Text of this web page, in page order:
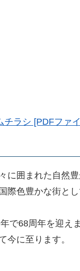
ラシ [PDFファ
に囲まれた自然
際色豊かな街と
で68周年を迎え
今に至ります。